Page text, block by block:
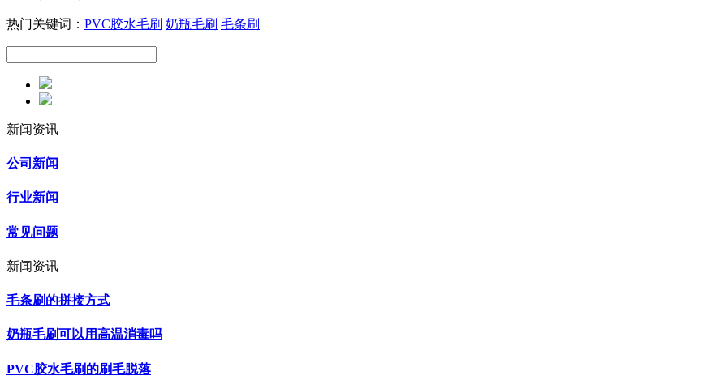
热门关键词： PVC胶水毛刷 奶瓶毛刷 毛条刷
新闻资讯
公司新闻
行业新闻
常见问题
新闻资讯
毛条刷的拼接方式
奶瓶毛刷可以用高温消毒吗
PVC胶水毛刷的刷毛脱落